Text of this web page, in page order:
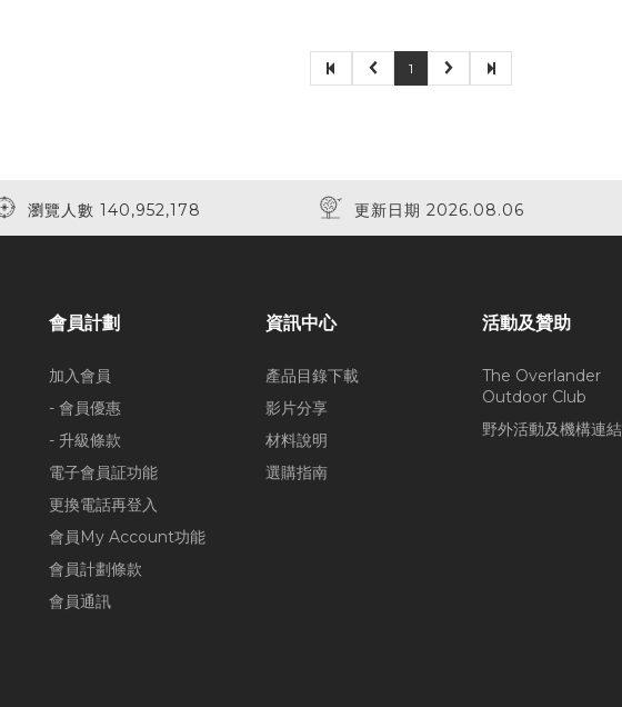
1
瀏覽人數 140,952,178 更新日期 2026.08.06
會員計劃
加入會員
- 會員優惠
- 升級條款
電子會員証功能
更換電話再登入
會員My Account功能
會員計劃條款
會員通訊
資訊中心
產品目錄下載
影片分享
材料說明
選購指南
活動及贊助
The Overlander
Outdoor Club
野外活動及機構連結